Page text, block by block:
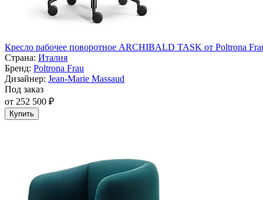
Кресло рабочее поворотное ARCHIBALD TASK от Poltrona
Страна: Италия
Бренд: Poltrona Frau
Дизайнер: Jean-Marie Massaud
Под заказ
от 252 500 ₽
Купить